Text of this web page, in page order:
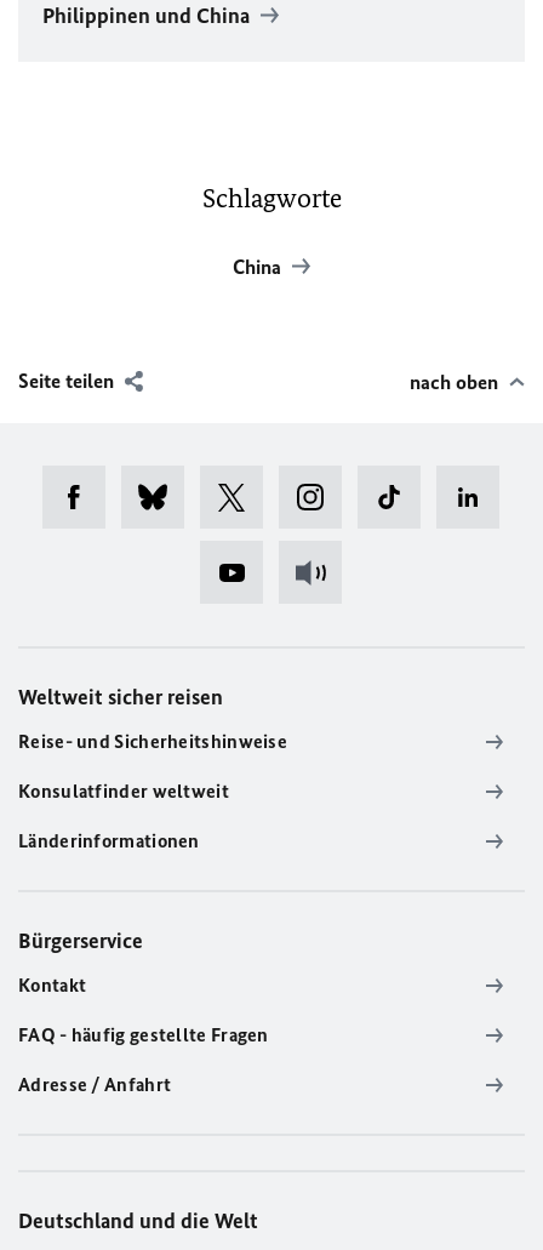
Philippinen und China
Schlagworte
China
Seite teilen nach oben
Weltweit sicher reisen
Reise- und Sicherheitshinweise
Konsulatfinder weltweit
Länderinformationen
Bürgerservice
Kontakt
FAQ - häufig gestellte Fragen
Adresse / Anfahrt
Deutschland und die Welt